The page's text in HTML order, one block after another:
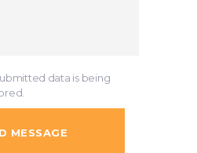
data is being